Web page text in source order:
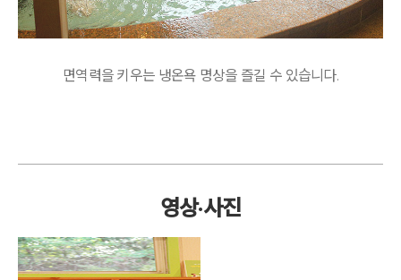
면역력을 키우는 냉온욕 명상을 즐길 수 있습니다.
영상·사진